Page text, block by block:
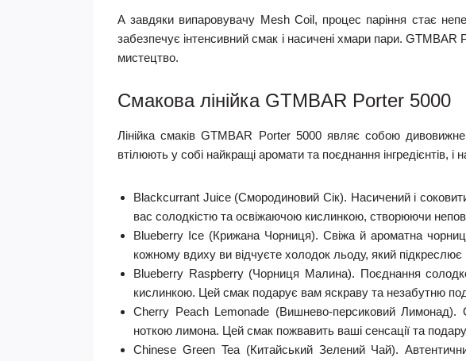
А завдяки випаровувачу Mesh Coil, процес паріння стає
забезпечує інтенсивний смак і насичені хмари пари.
мистецтво.
Смакова лінійка GTMBAR Porter 5000
Лінійка смаків GTMBAR Porter 5000 являє собою
втілюють у собі найкращі аромати та поєднання інгредієнтів,
Blackcurrant Juice (Смородиновий Сік). Насичений і
вас солодкістю та освіжаючою кислинкою, створюючи
Blueberry Ice (Крижана Чорниця). Свіжа й ароматна
кожному вдиху ви відчуєте холодок льоду, який підкреслює
Blueberry Raspberry (Чорниця Малина). Поєднання
кислинкою. Цей смак подарує вам яскраву та незабутню
Cherry Peach Lemonade (Вишнево-персиковий Лимонад).
ноткою лимона. Цей смак пожвавить ваші сенсації та
Chinese Green Tea (Китайський Зелений Чай).